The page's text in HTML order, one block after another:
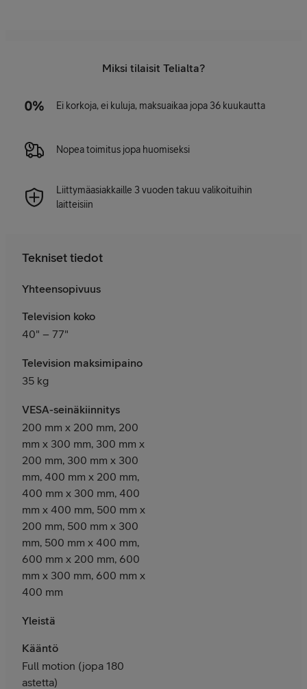
Miksi tilaisit Telialta?
Ei korkoja, ei kuluja, maksuaikaa jopa 36 kuukautta
Nopea toimitus jopa huomiseksi
Liittymäasiakkaille 3 vuoden takuu valikoituihin
laitteisiin
Tekniset tiedot
Yhteensopivuus
Television koko
40" – 77"
Television maksimipaino
35 kg
VESA-seinäkiinnitys
200 mm x 200 mm, 200
mm x 300 mm, 300 mm x
200 mm, 300 mm x 300
mm, 400 mm x 200 mm,
400 mm x 300 mm, 400
mm x 400 mm, 500 mm x
200 mm, 500 mm x 300
mm, 500 mm x 400 mm,
600 mm x 200 mm, 600
mm x 300 mm, 600 mm x
400 mm
Yleistä
Kääntö
Full motion (jopa 180
astetta)